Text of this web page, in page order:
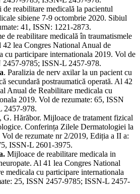
de reabilitare medicală la pacientul
sibiene 7-9 octombrie 2020. Sibiul
41, ISSN: 1221-2873.
de reabilitare medicală în traumatismele
42 lea Congres National Anual de
cu participare internationala 2019. Vol de
2457-9785; ISSN-L 2457-978.
. Paralizia de nerv axilar la un pacient cu
secundară postraumatică operată. Al 42
Anual de Reabilitare medicala cu
2019. Vol de rezumate: 65, ISSN
2457-978.
G. Hărăbor. Mijloace de tratament fizical
Conferința Zilele Dermatologiei la
de rezumate nr 2/2019, Ediția a II a:
ISSN-L 2601-3975.
Mijloace de reabilitare medicala in
Al 41 lea Congres National
medicala cu participare internationala
25, ISSN 2457-9785; ISSN-L 2457-